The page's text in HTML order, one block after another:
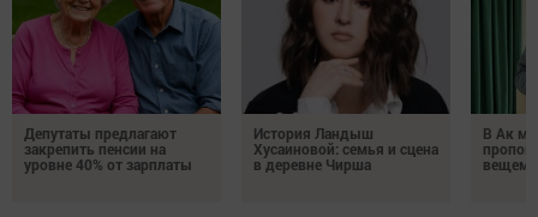
Депутаты предлагают
закрепить пенсии на
уровне 40% от зарплаты
История Ландыш
Хусаиновой: семья и сцена
в деревне Чирша
В Ак
вещем